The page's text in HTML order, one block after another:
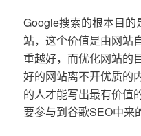
Google搜索的根本目
站，这个价值是由网站
重越好，而优化网站的
好的网站离不开优质的
的人才能写出最有价值
要参与到谷歌SEO中来